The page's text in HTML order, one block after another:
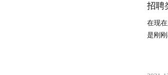
招聘
在现
是刚